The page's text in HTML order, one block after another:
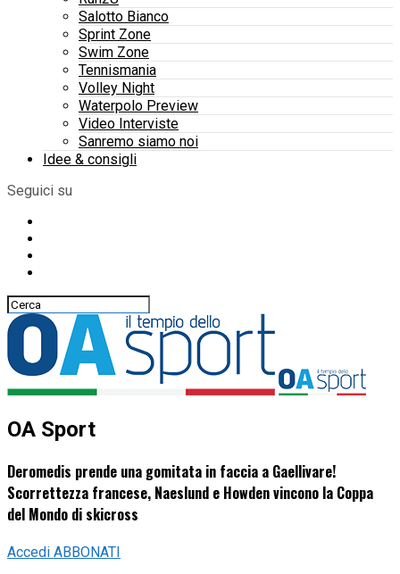
Salotto Bianco
Sprint Zone
Swim Zone
Tennismania
Volley Night
Waterpolo Preview
Video Interviste
Sanremo siamo noi
Idee & consigli
Seguici su
OA Sport
Deromedis prende una gomitata in faccia a Gaellivare!
Scorrettezza francese, Naeslund e Howden vincono la Coppa
del Mondo di skicross
Accedi ABBONATI